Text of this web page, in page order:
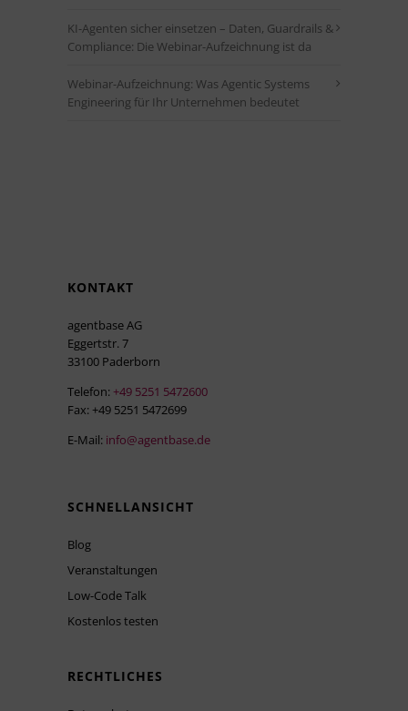
KI-Agenten sicher einsetzen – Daten, Guardrails &
Compliance: Die Webinar-Aufzeichnung ist da
Webinar-Aufzeichnung: Was Agentic Systems
Engineering für Ihr Unternehmen bedeutet
KONTAKT
agentbase AG
Eggertstr. 7
33100 Paderborn
Telefon: +49 5251 5472600
Fax: +49 5251 5472699
E-Mail: info@agentbase.de
SCHNELLANSICHT
Blog
Veranstaltungen
Low-Code Talk
Kostenlos testen
RECHTLICHES